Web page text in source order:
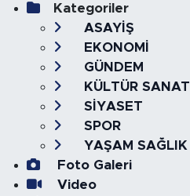
Kategoriler
ASAYİŞ
EKONOMİ
GÜNDEM
KÜLTÜR SANAT
SİYASET
SPOR
YAŞAM SAĞLIK
Foto Galeri
Video